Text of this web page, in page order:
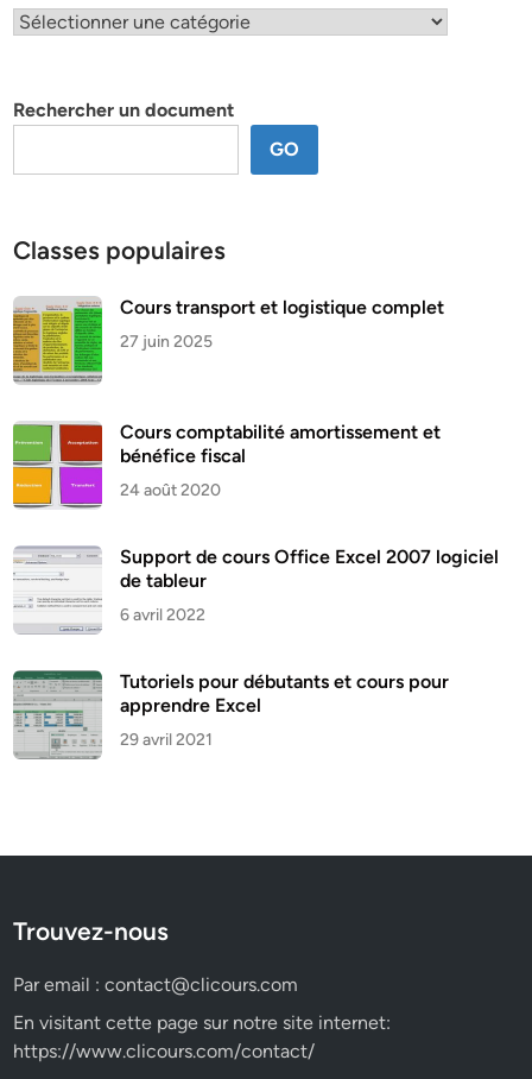
Classification
Rechercher un document
GO
Classes populaires
Cours transport et logistique complet
27 juin 2025
Cours comptabilité amortissement et
bénéfice fiscal
24 août 2020
Support de cours Office Excel 2007 logiciel
de tableur
6 avril 2022
Tutoriels pour débutants et cours pour
apprendre Excel
29 avril 2021
Trouvez-nous
Par email :contact@clicours.com
En visitant cette page sur notre site internet:
https://www.clicours.com/contact/